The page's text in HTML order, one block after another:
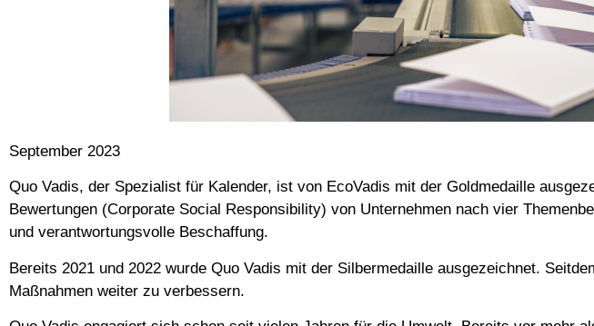
September 2023
Quo Vadis, der Spezialist für Kalender, ist von EcoVadis mit der Goldmedaille
Bewertungen (Corporate Social Responsibility) von Unternehmen nach vier
und verantwortungsvolle Beschaffung.
Bereits 2021 und 2022 wurde Quo Vadis mit der Silbermedaille ausgezeichnet.
Maßnahmen weiter zu verbessern.